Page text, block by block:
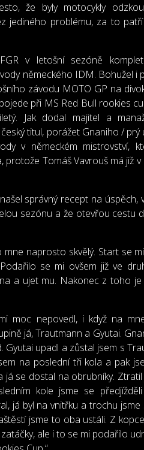
že byly motocykly
jediného problému, za to
v letošní sezóně
německého IDM. Bohužel i
závodu MOTO GP na
při MS Red Bull rookies
Jak dodal majitel a
titul, porážet Gnaniho / prý
v německém mistrovství,
protože Tomáš Vavrouš má již v
správný recept na úspěch,
sezónu a že otevřou cestu
mne naprosto skvělý. Start se
se mi ovšem již ve
a ujet mu. Nakonec z toho
moc nepovedl, i když na
já, Trautmann a Gyutai.
Gyutai upadl a zůstal jsem s
na poslední tři kola a pak
já se dostal na obrubníky. Ztratil
kole jsme se
já byl na vnitřku a trochu
jsme to oba ustáli. Z
ale i to se mi podařilo